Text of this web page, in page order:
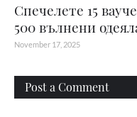
Спечелете 15
500 вълнени
November 17, 2025
Post a Comment